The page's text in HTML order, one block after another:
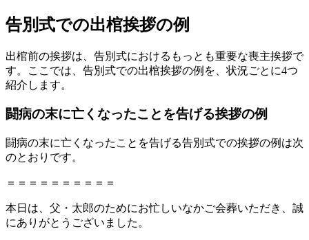
告別式での出棺挨拶の例
出棺前の挨拶は、告別式におけるもっとも重要な喪主挨拶で
す。ここでは、告別式での出棺挨拶の例を、状況ごとに4つ
紹介します。
闘病の末に亡くなったことを告げる挨拶の例
闘病の末に亡くなったことを告げる告別式での挨拶の例は次
のとおりです。
＝＝＝＝＝＝＝＝＝＝
本日は、父・太郎のためにお忙しいなかご会葬いただき、誠
にありがとうございました。